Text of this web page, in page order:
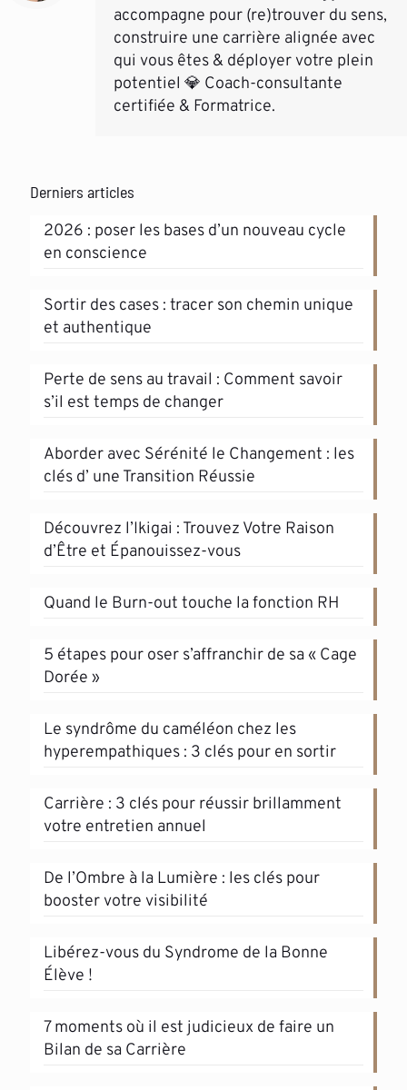
accompagne pour (re)trouver du sens,
construire une carrière alignée avec
qui vous êtes & déployer votre plein
potentiel 💎 Coach-consultante
certifiée & Formatrice.
Derniers articles
2026 : poser les bases d’un nouveau cycle
en conscience
Sortir des cases : tracer son chemin unique
et authentique
Perte de sens au travail : Comment savoir
s’il est temps de changer
Aborder avec Sérénité le Changement : les
clés d’ une Transition Réussie
Découvrez l’Ikigai : Trouvez Votre Raison
d’Être et Épanouissez-vous
Quand le Burn-out touche la fonction RH
5 étapes pour oser s’affranchir de sa « Cage
Dorée »
Le syndrôme du caméléon chez les
hyperempathiques : 3 clés pour en sortir
Carrière : 3 clés pour réussir brillamment
votre entretien annuel
De l’Ombre à la Lumière : les clés pour
booster votre visibilité
Libérez-vous du Syndrome de la Bonne
Élève !
7 moments où il est judicieux de faire un
Bilan de sa Carrière